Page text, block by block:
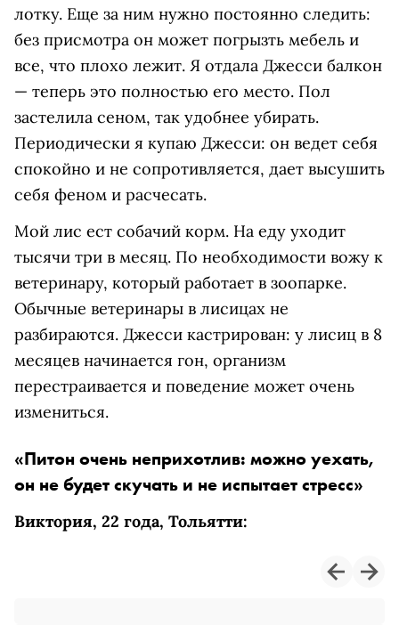
лотку. Еще за ним нужно постоянно следить:
без присмотра он может погрызть мебель и
все, что плохо лежит. Я отдала Джесси балкон
— теперь это полностью его место. Пол
застелила сеном, так удобнее убирать.
Периодически я купаю Джесси: он ведет себя
спокойно и не сопротивляется, дает высушить
себя феном и расчесать.
Мой лис ест собачий корм. На еду уходит
тысячи три в месяц. По необходимости вожу к
ветеринару, который работает в зоопарке.
Обычные ветеринары в лисицах не
разбираются. Джесси кастрирован: у лисиц в 8
месяцев начинается гон, организм
перестраивается и поведение может очень
измениться.
«Питон очень неприхотлив: можно уехать,
он не будет скучать и не испытает стресс»
Виктория, 22 года, Тольятти: